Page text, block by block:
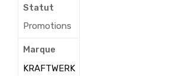
Statut
Promotions
Marque
KRAFTWERK